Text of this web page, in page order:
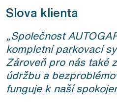
Slova klienta
„Společnost
kompletní parkovací
Zároveň pro nás také
údržbu a
funguje k naší